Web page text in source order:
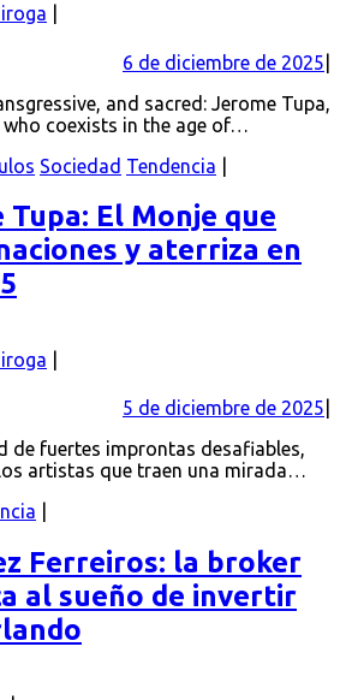
6 de diciembre de 2025
and sacred: Jerome Tupa,
coexists in the age of…
Sociedad Tendencia
Tupa: El Monje que
y aterriza en
5 de diciembre de 2025
de fuertes improntas desafiables,
artistas que traen una mirada…
Ferreiros: la broker
al sueño de invertir